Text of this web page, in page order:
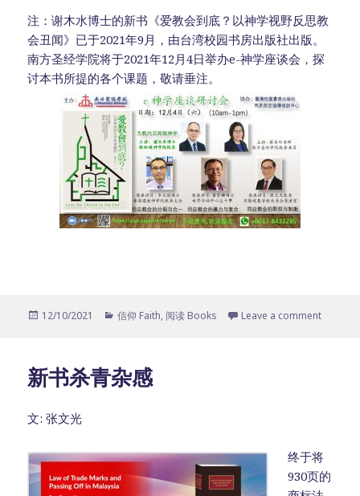
注：谢木水博士的新书《爱教会到底？以神学视野反思教
会丑闻》已于2021年9月，由台湾校园书房出版社出版。
南方圣经学院将于2021年12月4日举办e-神学座谈会，探
讨本书所提的各个课题，敬请垂注。
Posted
12/10/2021 Categories
信仰 Faith, 阅读 Books Leave a comment
新书杀青杂感
文: 张文光
终于将
930页的